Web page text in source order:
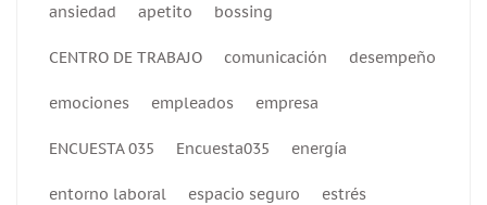
ansiedad apetito bossing
CENTRO DE TRABAJO comunicación desempeño
emociones empleados empresa
ENCUESTA 035 Encuesta035 energía
entorno laboral espacio seguro estrés